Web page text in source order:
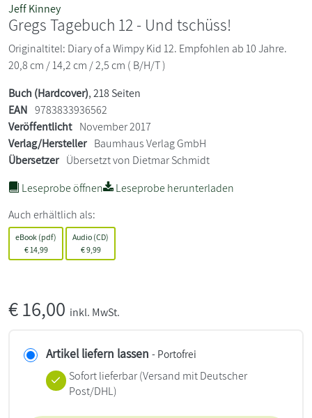
Jeff Kinney
Gregs Tagebuch 12 - Und tschüss!
Originaltitel: Diary of a Wimpy Kid 12. Empfohlen ab 10 Jahre.
20,8 cm / 14,2 cm / 2,5 cm ( B/H/T )
Buch (Hardcover), 218 Seiten
EAN 9783833936562
Veröffentlicht November 2017
Verlag/Hersteller Baumhaus Verlag GmbH
Übersetzer Übersetzt von Dietmar Schmidt
Leseprobe öffnen
Leseprobe herunterladen
Auch erhältlich als:
eBook (pdf)
€14,99
Audio (CD)
€9,99
€16,00 inkl. MwSt.
Artikel liefern lassen - Portofrei
Sofort lieferbar(Versand mit Deutscher
Post/DHL)